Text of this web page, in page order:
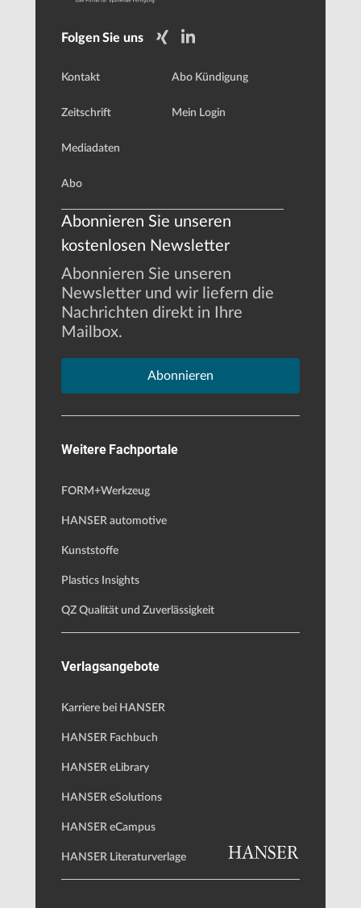
Folgen Sie uns
Kontakt
Zeitschrift
Mediadaten
Abo
Abo Kündigung
Mein Login
Abonnieren Sie unseren
kostenlosen Newsletter
Abonnieren Sie unseren
Newsletter und wir liefern die
Nachrichten direkt in Ihre
Mailbox.
Abonnieren
Weitere Fachportale
FORM+Werkzeug
HANSER automotive
Kunststoffe
Plastics Insights
QZ Qualität und Zuverlässigkeit
Verlagsangebote
Karriere bei HANSER
HANSER Fachbuch
HANSER eLibrary
HANSER eSolutions
HANSER eCampus
HANSER Literaturverlage